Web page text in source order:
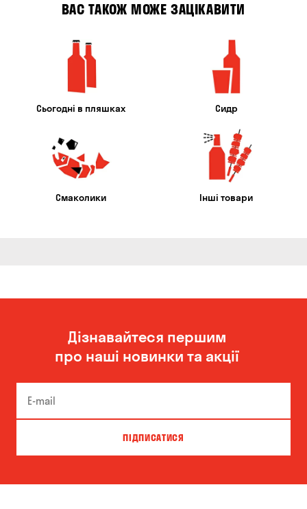
ВАС ТАКОЖ МОЖЕ ЗАЦІКАВИТИ
Сьогодні в пляшках Сидр
Смаколики Інші товари
Дізнавайтеся першим
про наші новинки та акції
ПІДПИСАТИСЯ